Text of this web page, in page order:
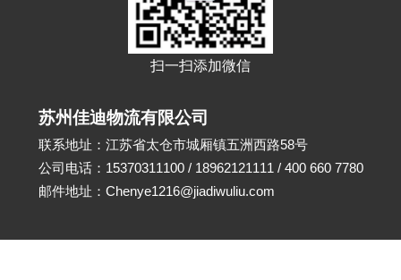
扫一扫添加微信
苏州佳迪物流有限公司
联系地址：江苏省太仓市城厢镇五洲西路58号
公司电话：15370311100 / 18962121111 / 400 660 7780
邮件地址：Chenye1216@jiadiwuliu.com